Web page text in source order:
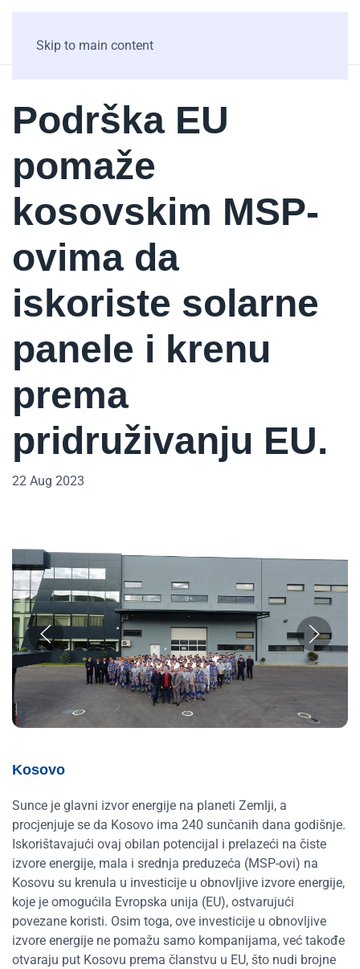
Skip to main content
Podrška EU
pomaže
kosovskim MSP-
ovima da
iskoriste solarne
panele i krenu
prema
pridruživanju EU.
22 Aug 2023
Kosovo
Sunce je glavni izvor energije na planeti Zemlji, a
procjenjuje se da Kosovo ima 240 sunčanih dana godišnje.
Iskorištavajući ovaj obilan potencijal i prelazeći na čiste
izvore energije, mala i srednja preduzeća (MSP-ovi) na
Kosovu su krenula u investicije u obnovljive izvore energije,
koje je omogućila Evropska unija (EU), ostvarujući
povezane koristi. Osim toga, ove investicije u obnovljive
izvore energije ne pomažu samo kompanijama, već takođe
otvaraju put Kosovu prema članstvu u EU, što nudi brojne